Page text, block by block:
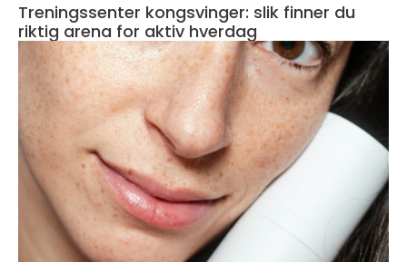
Treningssenter kongsvinger: slik finner du
riktig arena for aktiv hverdag